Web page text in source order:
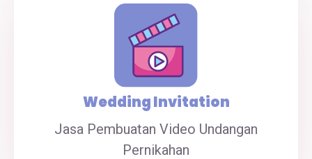
Wedding Invitation
Jasa Pembuatan Video Undangan
Pernikahan